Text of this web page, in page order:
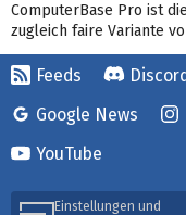
ComputerBase Pro ist
zugleich faire Variante
Feeds
Google News
YouTube
Einstellungen und